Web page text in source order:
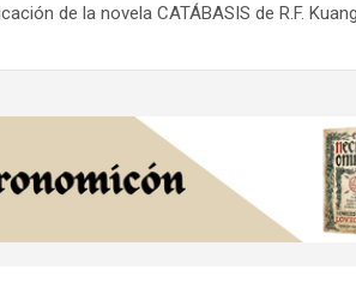
de la novela CATÁBASIS de R.F.